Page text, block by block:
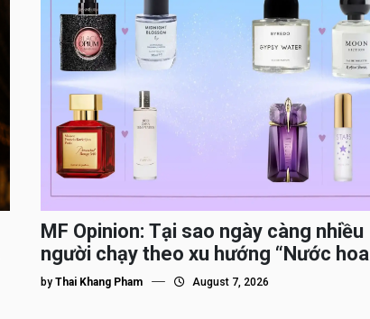
MF Opinion: Tại sao ngày càng nhiều
người chạy theo xu hướng “Nước hoa
Dupe”?
by Thai Khang Pham August 7, 2026